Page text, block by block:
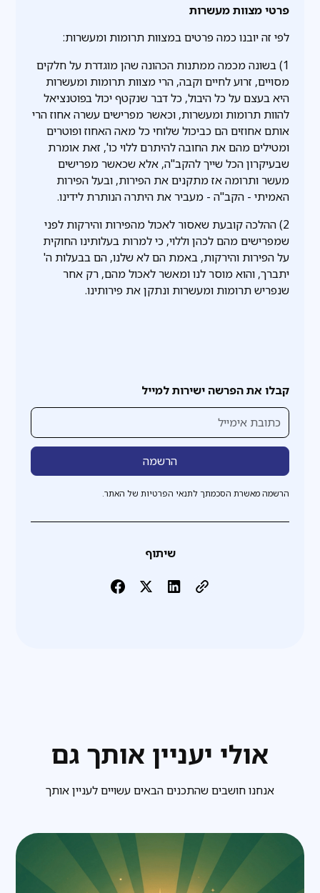
קבלו את הפרשה ישירות למייל
הרשמה מאשרת הסכמתך לתנאי הפרטיות של האתר.
שיתוף
פרטי מצוות מעשרות
לפי זה יובנו כמה פרטים במצוות תרומות ומעשרות:
1) בשונה מכמה ממתנות הכהונה שהן מוגדרת על חלקים
מסויים, זרוע לחיים וקבה, הרי מצוות תרומות ומעשרות
היא בעצם על כל היבול, כל דבר שנקטף יכול בפוטנציאל
להוות תרומות ומעשרות, וכאשר מפרישים עשרה אחוז הרי
אותם אחוזים הם כביכול שלוחי כל מאה האחוז ופוטרים
ומטילים מהם את החובה להיתרם ללוי כו', זאת אומרת
שבעיקרון הכל שייך להקב"ה, אלא שכאשר מפרישים
מעשר ותרומה אז מתקנים את הפירות, ובעל הפירות
האמיתי - הקב"ה - מעביר את היתרה הנותרת לידינו.
2) ההלכה קובעת שאסור לאכול מהפירות והירקות לפני
שמפרישים מהם לכהן וללוי, כי למרות בעלותינו החוקית
על הפירות והירקות, באמת הם לא שלנו, הם בבעלות ה'
יתברך, והוא מוסר לנו ומאשר לאכול מהם, רק אחר
שנפריש תרומות ומעשרות ונתקן את פירותינו.
אולי יעניין אותך גם
אנחנו חושבים שהתכנים הבאים עשויים לעניין אותך